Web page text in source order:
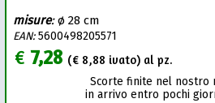
misure:ø 28 cm
EAN:5600498205571
€7,28 (€ 8,88 ivato) al pz.
Scorte finite nel nostro
in arrivo entro pochi